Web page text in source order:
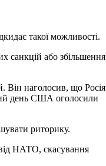
такої можливості.
санкцій або збільшення
Він наголосив, що Росія
день США оголосили
риторику.
від НАТО, скасування